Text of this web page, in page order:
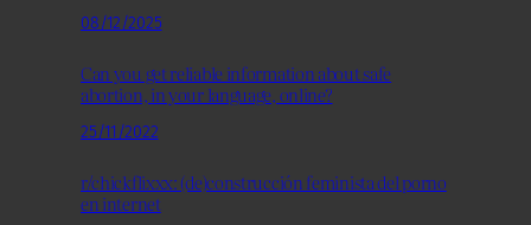
08/12/2025
Can you get reliable information about safe
abortion, in your language, online?
25/11/2022
r/chickflixxx: (de)construcción feminista del porno
en internet